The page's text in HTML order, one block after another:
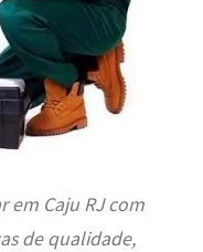
em Caju RJ com
de qualidade,